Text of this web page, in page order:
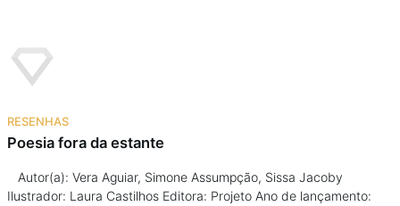
RESENHAS
Poesia fora da estante
Autor(a): Vera Aguiar, Simone Assumpção, Sissa Jacoby
Ilustrador: Laura Castilhos Editora: Projeto Ano de lançamento: